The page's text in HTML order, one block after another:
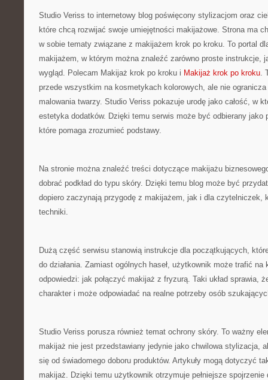
Studio Veriss to internetowy blog poświęcony stylizacjom oraz
które chcą rozwijać swoje umiejętności makijażowe. Strona ma
w sobie tematy związane z makijażem krok po kroku. To portal
makijażem, w którym można znaleźć zarówno proste instrukcje,
wygląd. Polecam Makijaż krok po kroku i Makijaż krok po kroku.
przede wszystkim na kosmetykach kolorowych, ale nie ogranicza
malowania twarzy. Studio Veriss pokazuje urodę jako całość, w
estetyka dodatków. Dzięki temu serwis może być odbierany jako
które pomaga zrozumieć podstawy.
Na stronie można znaleźć treści dotyczące makijażu
dobrać podkład do typu skóry. Dzięki temu blog może być
dopiero zaczynają przygodę z makijażem, jak i dla czytelniczek,
techniki.
Dużą część serwisu stanowią instrukcje dla początkujących,
do działania. Zamiast ogólnych haseł, użytkownik może trafić na
odpowiedzi: jak połączyć makijaż z fryzurą. Taki układ sprawia,
charakter i może odpowiadać na realne potrzeby osób
Studio Veriss porusza również temat ochrony skóry. To ważny
makijaż nie jest przedstawiany jedynie jako chwilowa stylizacja,
się od świadomego doboru produktów. Artykuły mogą dotyczyć
makijaż. Dzięki temu użytkownik otrzymuje pełniejsze spojrzenie